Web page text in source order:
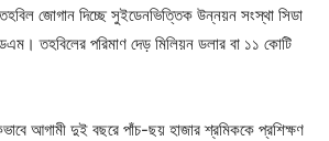
তহবিল জোগান দিচ্ছে সুইডেনভিত্তিক উন্নয়ন সংস্থা সিডা
তহবিলের পরিমাণ দেড় মিলিয়ন ডলার বা ১১ কোটি
আগামী দুই বছরে পাঁচ-ছয় হাজার শ্রমিককে প্রশিক্ষণ